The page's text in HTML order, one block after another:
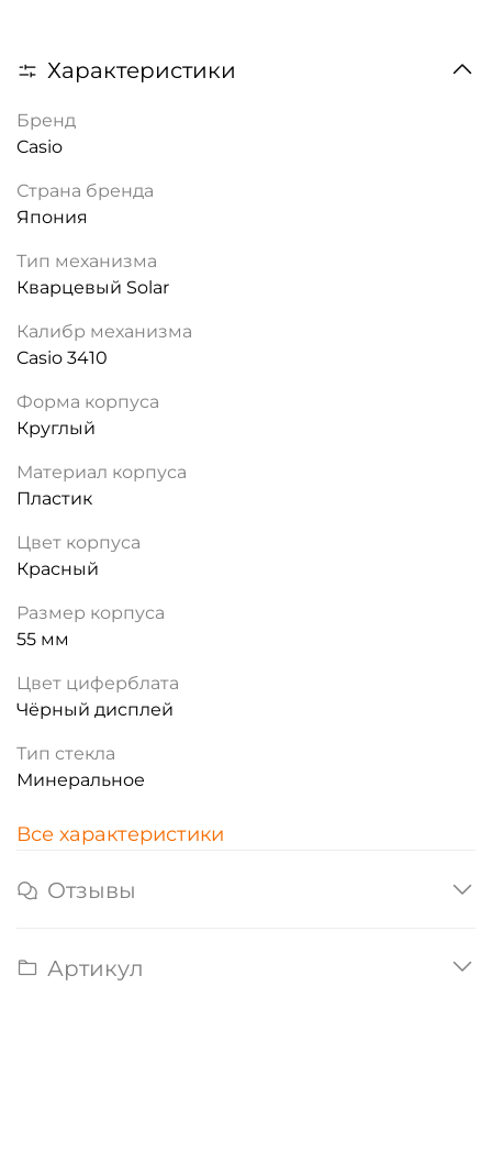
Характеристики
Бренд
Casio
Страна бренда
Япония
Тип механизма
Кварцевый Solar
Калибр механизма
Casio 3410
Форма корпуса
Круглый
Материал корпуса
Пластик
Цвет корпуса
Красный
Размер корпуса
55 мм
Цвет циферблата
Чёрный дисплей
Тип стекла
Минеральное
Все характеристики
Отзывы
Артикул